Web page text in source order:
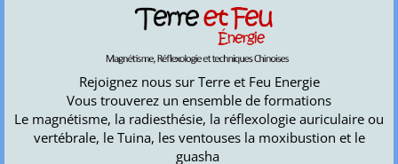
Rejoignez nous sur Terre et Feu Energie
Vous trouverez un ensemble de formations
Le magnétisme, la radiesthésie, la réflexologie auriculaire ou
vertébrale, le Tuina, les ventouses la moxibustion et le
guasha